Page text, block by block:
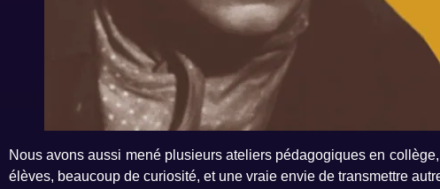
Nous avons aussi mené plusieurs ateliers pédagogiques en
élèves, beaucoup de curiosité, et une vraie envie de transmettre